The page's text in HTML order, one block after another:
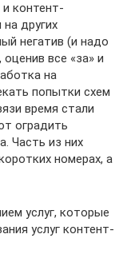
контент-
других
негатив (и надо
все «за» и
на
попытки схем
время стали
оградить
Часть из них
номерах, а
услуг, которые
услуг контент-